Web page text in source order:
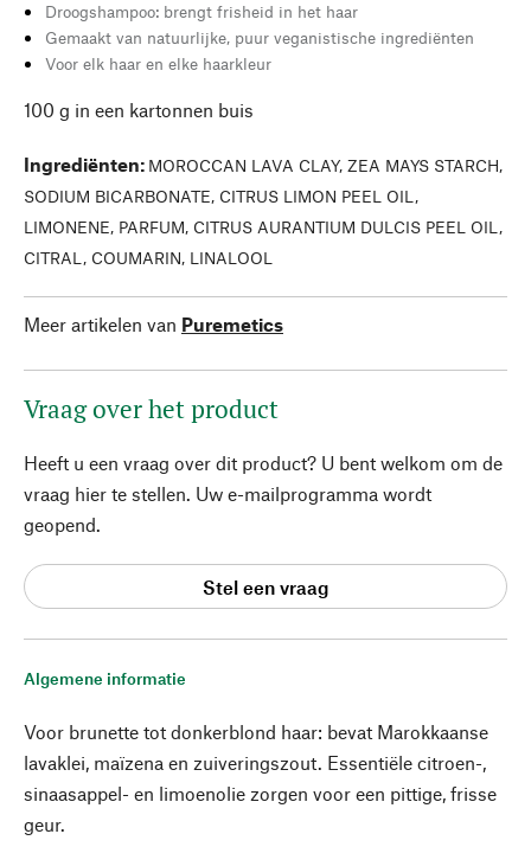
Algemene informatie
Voor brunette tot donkerblond haar: bevat Marokkaanse
lavaklei, maïzena en zuiveringszout. Essentiële citroen-,
sinaasappel- en limoenolie zorgen voor een pittige, frisse
geur.
Droogshampoo: brengt frisheid in het haar
Gemaakt van natuurlijke, puur veganistische ingrediënten
Voor elk haar en elke haarkleur
100 g in een kartonnen buis
Ingrediënten: MOROCCAN LAVA CLAY, ZEA MAYS STARCH,
SODIUM BICARBONATE, CITRUS LIMON PEEL OIL,
LIMONENE, PARFUM, CITRUS AURANTIUM DULCIS PEEL OIL,
CITRAL, COUMARIN, LINALOOL
Meer artikelen van Puremetics
Vraag over het product
Heeft u een vraag over dit product? U bent welkom om de
vraag hier te stellen. Uw e-mailprogramma wordt
geopend.
Stel een vraag